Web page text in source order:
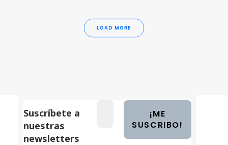
LOAD MORE
Suscríbete a
nuestras
newsletters